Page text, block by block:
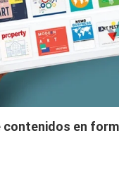
contenidos en